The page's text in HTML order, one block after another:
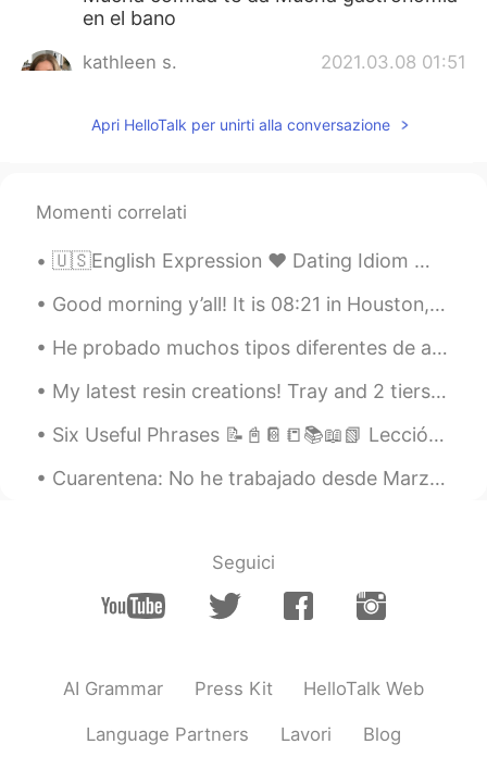
en el bano
kathleen s. 2021.03.08 01:51
@hayisjimenez @Martínyou’re welcome
Ross 2021.03.08 01:41
ES EN
Graciass
Meily 2021.03.08 01:39
Good to know!
hayisjimenez 2021.03.08 01:37
súpeeeer
Apri HelloTalk per unirti alla conversazione
Momenti correlati
🇺🇸English Expression ❤️ Dating Idiom 👩‍❤️‍👨Soulmate is someone that you have a strong c...
Good morning y’all! It is 08:21 in Houston, Texas. I look rough because I slept by 03:00 and woke...
He probado muchos tipos diferentes de alimentos de todo el mundo.... ¡Pero honestamente creo que...
My latest resin creations! Tray and 2 tiers of a cake stand.. I need to make the 3rd.. just nee...
Six Useful Phrases 📝📓📔📒📚📖📗 Lección 10 - curso básico😎 1. What are you doing this afternoon? ¿Qu...
Cuarentena: No he trabajado desde Marzo pero mi trabajo todavía me pagan. Los gimnasios son cerra...
Seguici
AI Grammar Press Kit HelloTalk Web
Language Partners Lavori Blog